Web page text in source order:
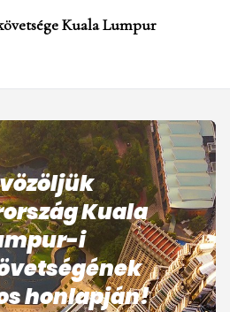
Kuala Lumpur
menu
Kuala
i
honlapján!